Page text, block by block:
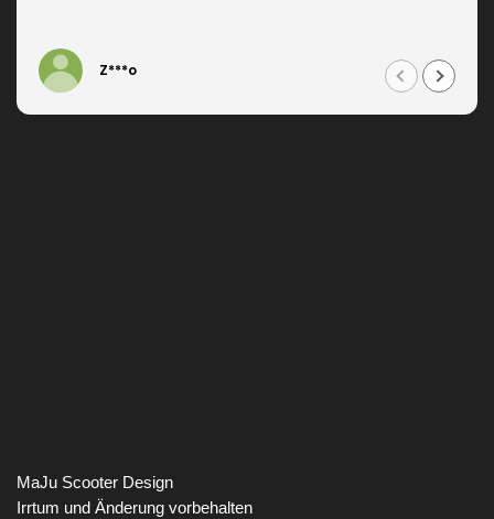
Z***o
MaJu Scooter Design
Irrtum und Änderung vorbehalten